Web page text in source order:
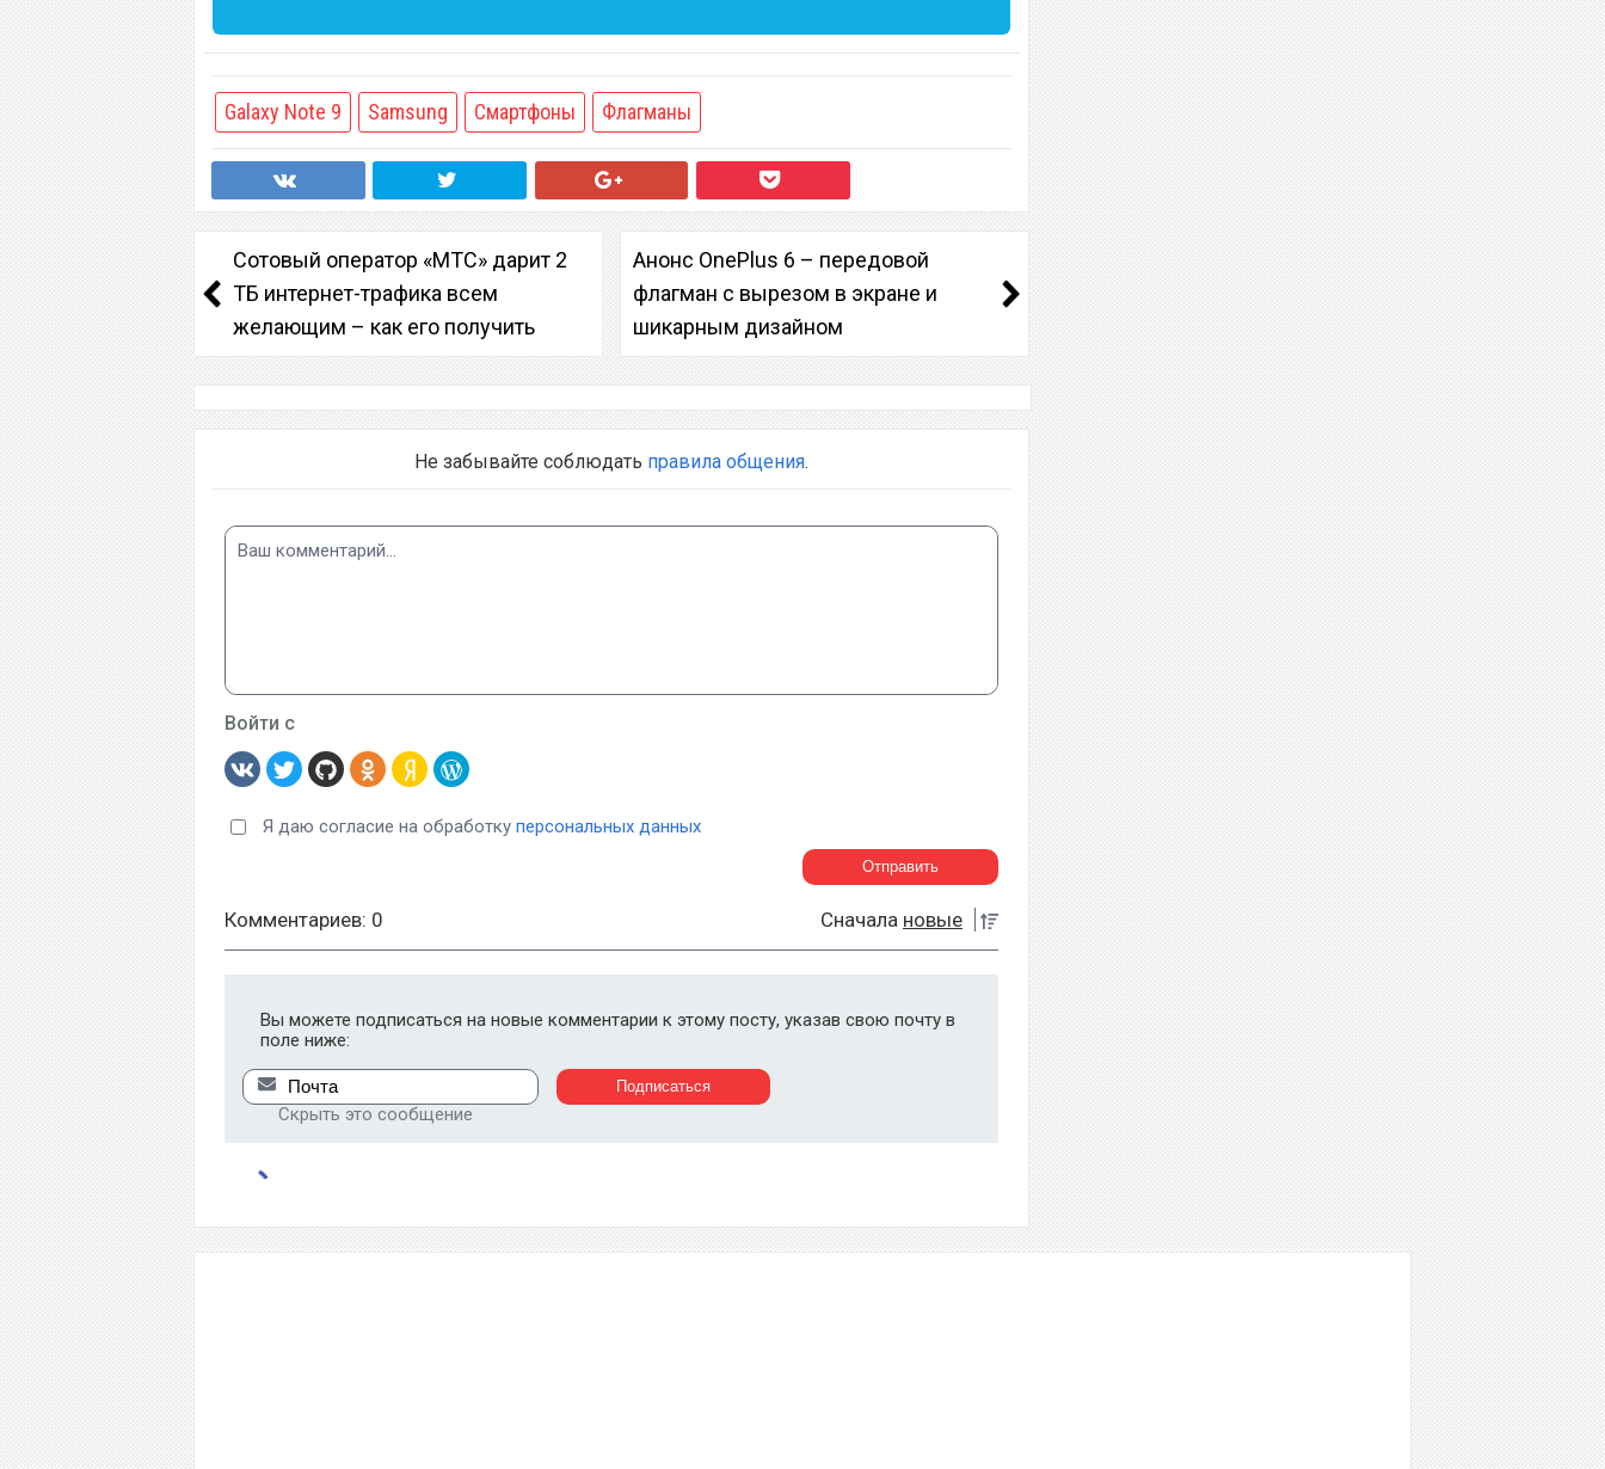
Galaxy Note 9 Samsung Смартфоны Флагманы
Сотовый оператор «МТС» дарит 2
ТБ интернет-трафика всем
желающим – как его получить
Анонс OnePlus 6 – передовой
флагман с вырезом в экране и
шикарным дизайном
Не забывайте соблюдать правила общения.
Войти с
Я даю согласие на обработку персональных данных
Комментариев: 0 Сначала новые
Вы можете подписаться на новые комментарии к этому посту, указав свою почту в
поле ниже:
Скрыть это сообщение